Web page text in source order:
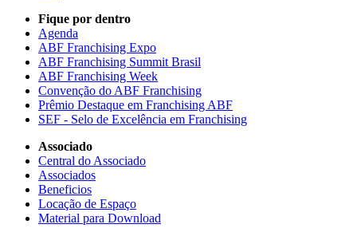
Fique por dentro
Agenda
ABF Franchising Expo
ABF Franchising Summit Brasil
ABF Franchising Week
Convenção do ABF Franchising
Prêmio Destaque em Franchising ABF
SEF - Selo de Excelência em Franchising
Associado
Central do Associado
Associados
Beneficios
Locação de Espaço
Material para Download